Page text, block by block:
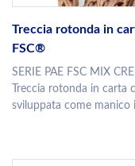
Treccia rotonda in
FSC®
SERIE PAE FSC MIX
Treccia rotonda in
sviluppata come manico